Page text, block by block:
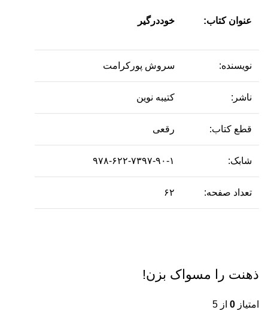
عنوان کتاب: خوددرگیر
نویسنده: سروش پورکرامت
ناشر: کتیبه نوین
قطع کتاب: رقعی
شابک: ۹۷۸-۶۲۲-۷۳۹۷-۹۰-۱
تعداد صفحه: ۶۲
ذهنت را مسواک بزن!
امتیاز 0 از 5